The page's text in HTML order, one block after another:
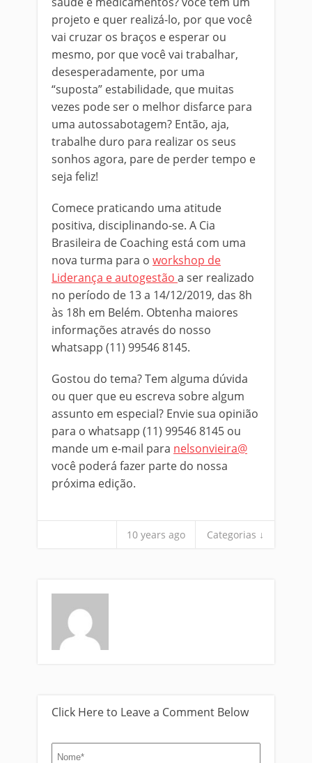
projeto e quer realizá-lo, por que você
vai cruzar os braços e esperar ou
mesmo, por que você vai trabalhar,
desesperadamente, por uma
“suposta” estabilidade, que muitas
vezes pode ser o melhor disfarce para
uma autossabotagem? Então, aja,
trabalhe duro para realizar os seus
sonhos agora, pare de perder tempo e
seja feliz!
Comece praticando uma atitude
positiva, disciplinando-se. A Cia
Brasileira de Coaching está com uma
nova turma para o workshop de
Liderança e autogestão a ser realizado
no período de 13 a 14/12/2019, das 8h
às 18h em Belém. Obtenha maiores
informações através do nosso
whatsapp (11) 99546 8145.
Gostou do tema? Tem alguma dúvida
ou quer que eu escreva sobre algum
assunto em especial? Envie sua opinião
para o whatsapp (11) 99546 8145 ou
mande um e-mail para nelsonvieira@
você poderá fazer parte do nossa
próxima edição.
10 years ago Categorias ↓
Click Here to Leave a Comment Below